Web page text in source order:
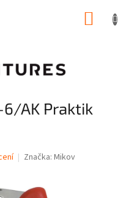
6/AK Praktik
Značka: Mikov